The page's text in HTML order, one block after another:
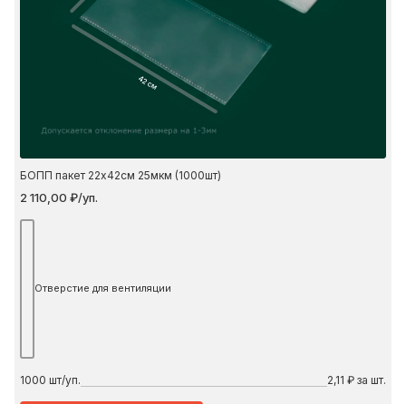
42 см
БОПП пакет 22х42см 25мкм (1000шт)
2 110,00 ₽/уп.
Отверстие для вентиляции
1000 шт/уп. 2,11 ₽ за шт.